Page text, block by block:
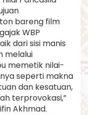
bareng film
WBP
dari sisi manis
melalui
memetik nilai-
seperti makna
dan kesatuan,
terprovokasi,”
Akhmad.